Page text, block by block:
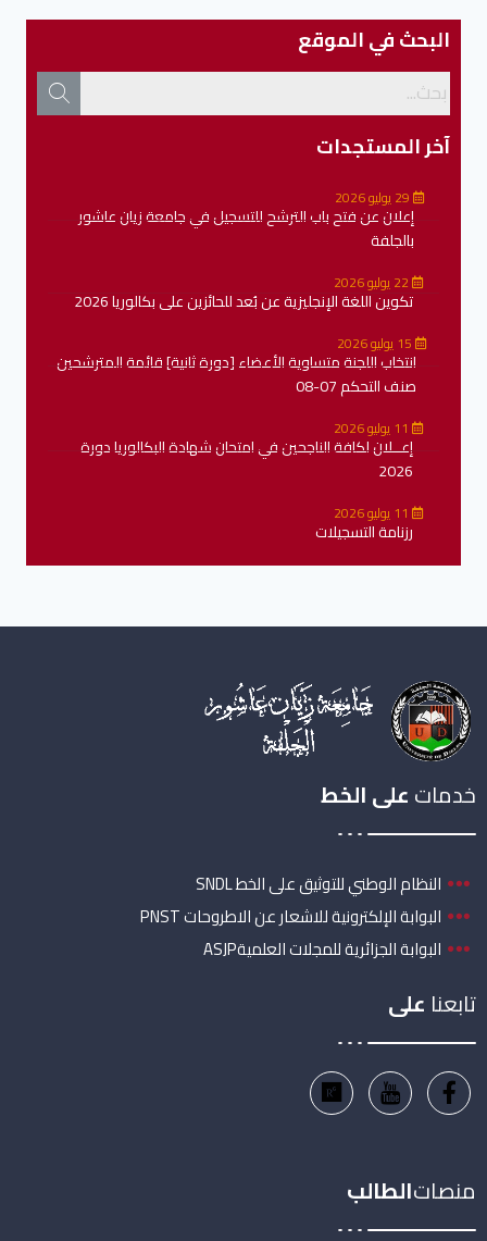
البحث في الموقع
آخر المستجدات
إعلان عن فتح باب الترشح للتسجيل في جامعة زيان عاشور
بالجلفة
تكوين اللغة الإنجليزية عن بُعد للحائزين على بكالوريا 2026
15 يوليو 2026
انتخاب اللجنة متساوية الأعضاء [دورة ثانية] قائمة المترشحين
صنف التحكم 07-08
11 يوليو 2026
إعــلان لكافة الناجحين في امتحان شهادة البكالوريا دورة
2026
رزنامة التسجيلات
خدماتعلى الخط
النظام الوطني للتوثيق على الخط SNDL
البوابة الإلكترونية للاشعار عن الاطروحات PNST
البوابة الجزائرية للمجلات العلميةASJP
تابعنا على
منصاتالطالب